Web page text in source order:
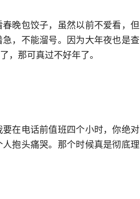
晚包饺子，虽然以前不爱看，但
，不能溜号。因为大年夜也是查
，那可真过不好年了。
在电话前值班四个小时，你绝对
抱头痛哭。那个时候真是彻底理